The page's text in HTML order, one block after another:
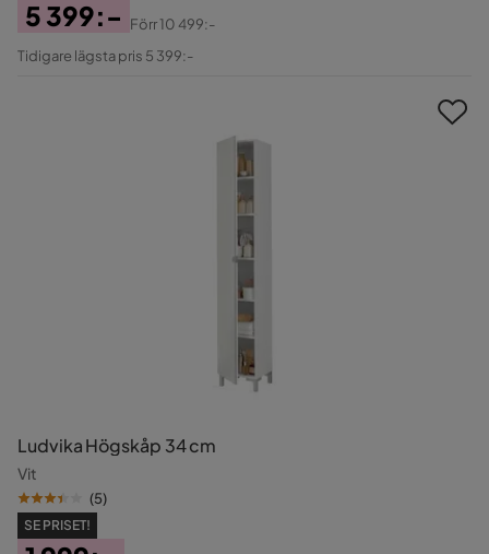
Pris
5 399:-
Original
Förr10 499:-
Tidigare lägsta pris 5 399:-
Ludvika Högskåp 34 cm
Vit
(5)
SE PRISET!